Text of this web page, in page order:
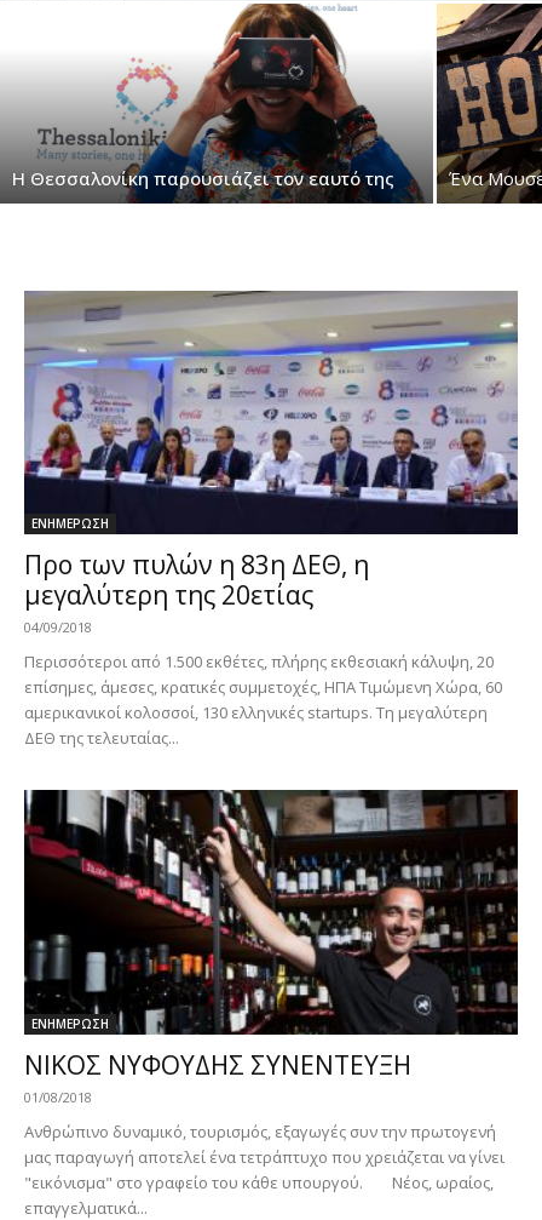
Η Θεσσαλονίκη παρουσιάζει τον εαυτό της Ένα
ΕΝΗΜΕΡΩΣΗ
Προ των πυλών η 83η ΔΕΘ, η
μεγαλύτερη της 20ετίας
04/09/2018
Περισσότεροι από 1.500 εκθέτες, πλήρης εκθεσιακή κάλυψη, 20
επίσημες, άμεσες, κρατικές συμμετοχές, ΗΠΑ Τιμώμενη Χώρα, 60
αμερικανικοί κολοσσοί, 130 ελληνικές startups. Τη μεγαλύτερη
ΔΕΘ της τελευταίας...
ΕΝΗΜΕΡΩΣΗ
NIKOΣ ΝΥΦΟΥΔΗΣ ΣΥΝΕΝΤΕΥΞΗ
01/08/2018
Ανθρώπινο δυναμικό, τουρισμός, εξαγωγές συν την πρωτογενή
μας παραγωγή αποτελεί ένα τετράπτυχο που χρειάζεται να γίνει
"εικόνισμα" στο γραφείο του κάθε υπουργού. Νέος, ωραίος,
επαγγελματικά...